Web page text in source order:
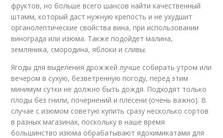
фруктов, но больше всего шансов найти качественный
штамм, который даст нужную крепость и не ухудшит
органолептические свойства вина, при использовании
винограда или изюма. Также подойдет малина,
земляника, смородина, яблоки и сливы.
Ягоды для выделения дрожжей лучше собирать утром или
вечером в сухую, безветренную погоду, перед этим
минимум сутки не должно быть дождя. Подходят только
плоды без гнили, почернений и плесени (очень важно). В
случае с изюмом советую купить сразу несколько сортов
в разных магазинах, поскольку в наше время
большинство изюма обрабатывают ядохимикатами для